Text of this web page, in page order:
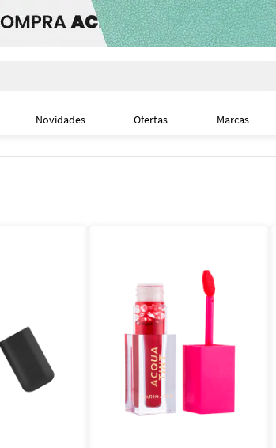
Novidades Ofertas Marcas